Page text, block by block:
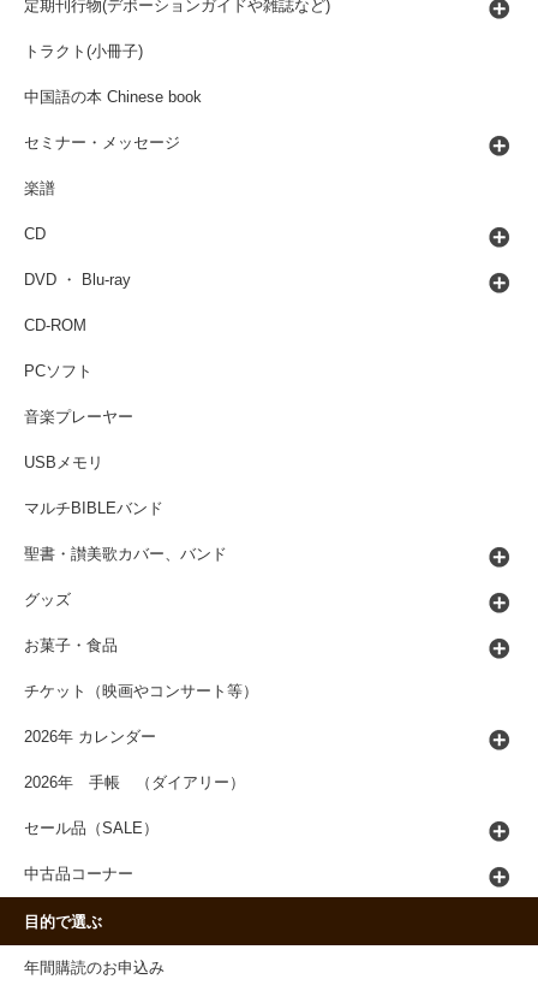
定期刊行物(デボーションガイドや雑誌など)
トラクト(小冊子)
中国語の本 Chinese book
セミナー・メッセージ
楽譜
CD
DVD ・ Blu-ray
CD-ROM
PCソフト
音楽プレーヤー
USBメモリ
マルチBIBLEバンド
聖書・讃美歌カバー、バンド
グッズ
お菓子・食品
チケット（映画やコンサート等）
2026年 カレンダー
2026年 手帳 （ダイアリー）
セール品（SALE）
中古品コーナー
目的で選ぶ
年間購読のお申込み